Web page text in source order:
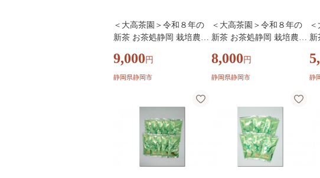
＜大高茶園＞令和８年の
新茶 お茶処静岡 栽培農家
9,000 円
静岡県静岡市
＜大高茶園＞令和８年の
新茶 お茶処静岡 栽培農家
8,000 円
静岡県静岡市
新
み
静